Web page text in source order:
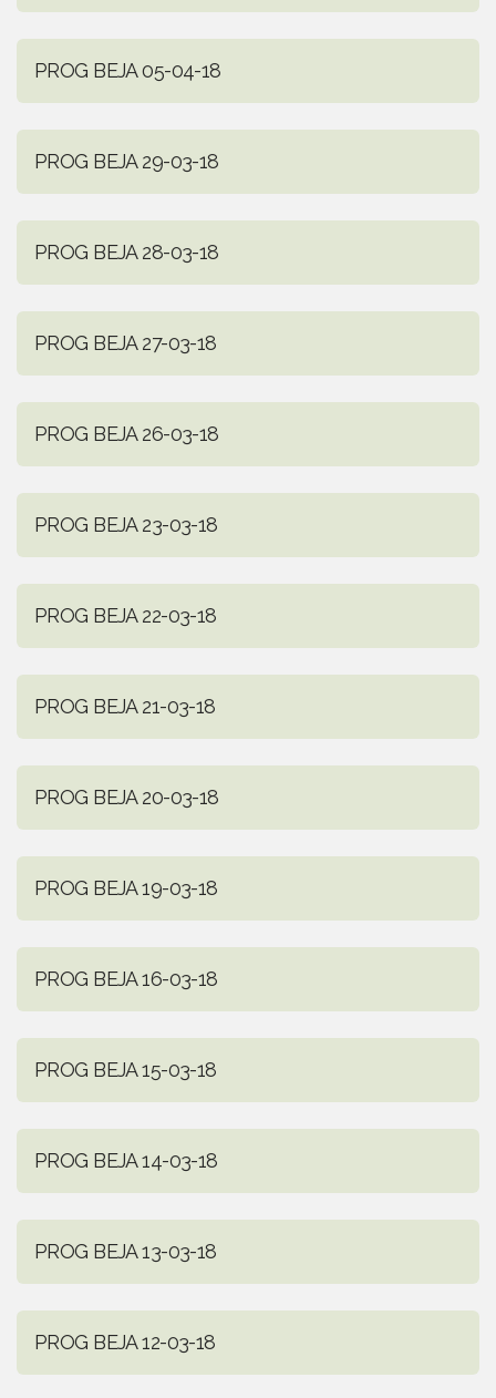
PROG BEJA 05-04-18
PROG BEJA 29-03-18
PROG BEJA 28-03-18
PROG BEJA 27-03-18
PROG BEJA 26-03-18
PROG BEJA 23-03-18
PROG BEJA 22-03-18
PROG BEJA 21-03-18
PROG BEJA 20-03-18
PROG BEJA 19-03-18
PROG BEJA 16-03-18
PROG BEJA 15-03-18
PROG BEJA 14-03-18
PROG BEJA 13-03-18
PROG BEJA 12-03-18